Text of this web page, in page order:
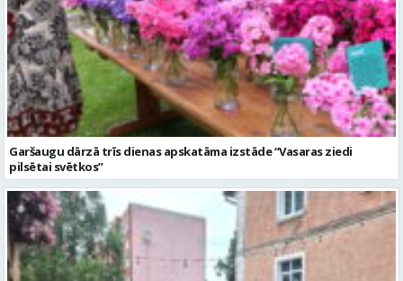
Garšaugu dārzā trīs dienas apskatāma izstāde “Vasaras ziedi
pilsētai svētkos”